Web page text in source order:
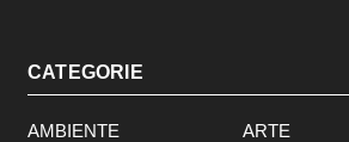
CATEGORIE
AMBIENTE
ARTE